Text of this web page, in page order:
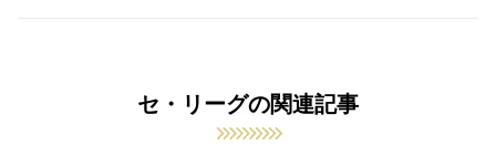
セ・リーグの関連記事